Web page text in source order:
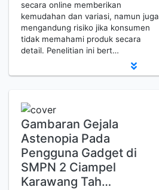
secara online memberikan
kemudahan dan variasi, namun juga
mengandung risiko jika konsumen
tidak memahami produk secara
detail. Penelitian ini bert…
Gambaran Gejala
Astenopia Pada
Pengguna Gadget di
SMPN 2 Ciampel
Karawang Tah…